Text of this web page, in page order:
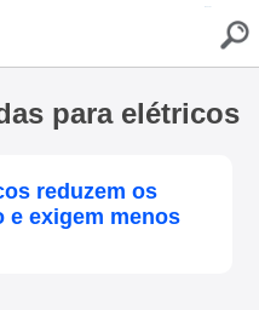
para elétricos
reduzem os
e exigem menos